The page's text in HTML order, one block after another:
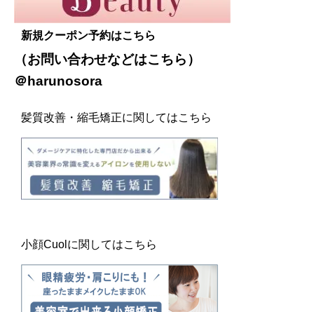
新規クーポン予約はこちら
（お問い合わせなどはこちら ）
＠harunosora
髪質改善・縮毛矯正に関してはこちら
小顔Cuolに関してはこちら